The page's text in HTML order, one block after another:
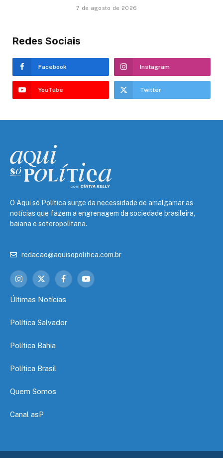
7 de agosto de 2026
Redes Sociais
Facebook Instagram
YouTube Twitter
O Aqui só Política surge da necessidade de amalgamar as
notícias que fazem a engrenagem da sociedade brasileira,
baiana e soteropolitana.
redacao@aquisopolitica.com.br
Instagram
X
FacebookYouTube
Últimas Notícias
Política Salvador
Política Bahia
Política Brasil
Quem Somos
Canal asP